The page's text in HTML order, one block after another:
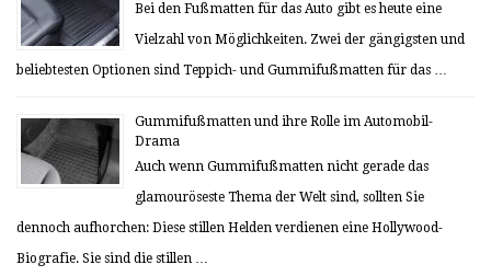
Bei den Fußmatten für das Auto gibt es heute eine
Vielzahl von Möglichkeiten. Zwei der gängigsten und
beliebtesten Optionen sind Teppich- und Gummifußmatten für das …
Gummifußmatten und ihre Rolle im Automobil-
Drama
Auch wenn Gummifußmatten nicht gerade das
glamouröseste Thema der Welt sind, sollten Sie
dennoch aufhorchen: Diese stillen Helden verdienen eine Hollywood-
Biografie. Sie sind die stillen …